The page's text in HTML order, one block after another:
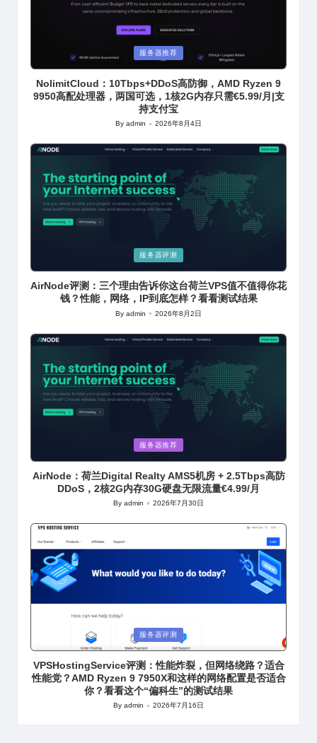
Posted
in
服务器推荐
NolimitCloud：10Tbps+DDoS高防御，AMD Ryzen 9
9950高配处理器，两国可选，1核2G内存只需€5.99/月|支
持支付宝
Posted
Byadmin 2026年8月4日
in
服务器评测
AirNode评测：三个理由告诉你这台荷兰VPS值不值得你花
钱？性能，网络，IP到底怎样？看看测试结果
Posted
Byadmin 2026年8月2日
in
服务器推荐
AirNode：荷兰Digital Realty AMS5机房 + 2.5Tbps高防
DDoS，2核2G内存30G硬盘无限流量€4.99/月
Posted
Byadmin 2026年7月30日
in
服务器评测
VPSHostingService评测：性能炸裂，但网络绕路？适合
性能党？AMD Ryzen 9 7950X和这样的网络配置是否适合
你？看看这个“偏科生”的测试结果
Posted
Byadmin 2026年7月16日